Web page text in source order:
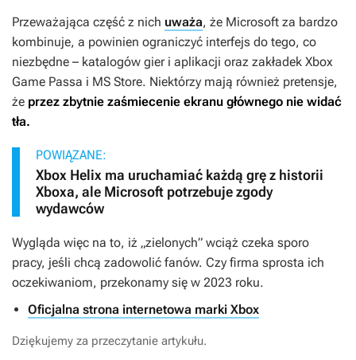
Przeważająca część z nich uważa, że Microsoft za bardzo
kombinuje, a powinien ograniczyć interfejs do tego, co
niezbędne – katalogów gier i aplikacji oraz zakładek Xbox
Game Passa i MS Store. Niektórzy mają również pretensje,
że przez zbytnie zaśmiecenie ekranu głównego nie widać
tła.
POWIĄZANE:
Xbox Helix ma uruchamiać każdą grę z historii
Xboxa, ale Microsoft potrzebuje zgody
wydawców
Wygląda więc na to, iż „zielonych” wciąż czeka sporo
pracy, jeśli chcą zadowolić fanów. Czy firma sprosta ich
oczekiwaniom, przekonamy się w 2023 roku.
Oficjalna strona internetowa marki Xbox
Dziękujemy za przeczytanie artykułu.